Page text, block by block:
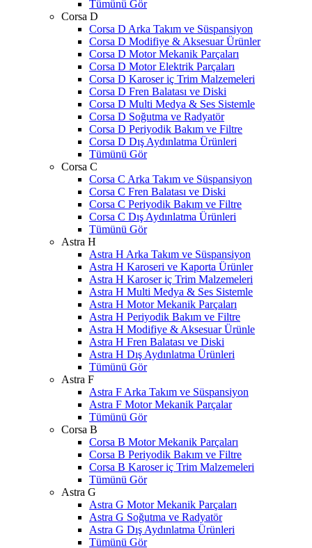
Tümünü Gör
Corsa D
Corsa D Arka Takım ve Süspansiyon
Corsa D Modifiye & Aksesuar Ürünler
Corsa D Motor Mekanik Parçaları
Corsa D Motor Elektrik Parçaları
Corsa D Karoser iç Trim Malzemeleri
Corsa D Fren Balatası ve Diski
Corsa D Multi Medya & Ses Sistemle
Corsa D Soğutma ve Radyatör
Corsa D Periyodik Bakım ve Filtre
Corsa D Dış Aydınlatma Ürünleri
Tümünü Gör
Corsa C
Corsa C Arka Takım ve Süspansiyon
Corsa C Fren Balatası ve Diski
Corsa C Periyodik Bakım ve Filtre
Corsa C Dış Aydınlatma Ürünleri
Tümünü Gör
Astra H
Astra H Arka Takım ve Süspansiyon
Astra H Karoseri ve Kaporta Ürünler
Astra H Karoser iç Trim Malzemeleri
Astra H Multi Medya & Ses Sistemle
Astra H Motor Mekanik Parçaları
Astra H Periyodik Bakım ve Filtre
Astra H Modifiye & Aksesuar Ürünle
Astra H Fren Balatası ve Diski
Astra H Dış Aydınlatma Ürünleri
Tümünü Gör
Astra F
Astra F Arka Takım ve Süspansiyon
Astra F Motor Mekanik Parçalar
Tümünü Gör
Corsa B
Corsa B Motor Mekanik Parçaları
Corsa B Periyodik Bakım ve Filtre
Corsa B Karoser iç Trim Malzemeleri
Tümünü Gör
Astra G
Astra G Motor Mekanik Parçaları
Astra G Soğutma ve Radyatör
Astra G Dış Aydınlatma Ürünleri
Tümünü Gör